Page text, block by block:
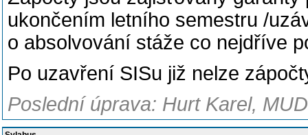
ukončením letního semestru /
o absolvování stáže co nejdříve
Po uzavření SISu již nelze
Poslední úprava: Hurt Karel,